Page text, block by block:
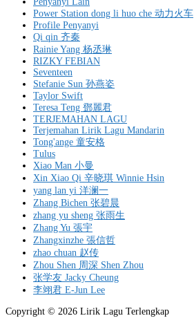
Power Station dong li huo che 动力火车
Profile Penyanyi
Qi qin 齐秦
Rainie Yang 杨丞琳
RIZKY FEBIAN
Seventeen
Stefanie Sun 孙燕姿
Taylor Swift
Teresa Teng 鄧麗君
TERJEMAHAN LAGU
Terjemahan Lirik Lagu Mandarin
Tong'ange 童安格
Tulus
Xiao Man 小曼
Xin Xiao Qi 辛晓琪 Winnie Hsin
yang lan yi 洋澜一
Zhang Bichen 张碧晨
zhang yu sheng 张雨生
Zhang Yu 張宇
Zhangxinzhe 張信哲
zhao chuan 赵传
Zhou Shen 周深 Shen Zhou
张学友 Jacky Cheung
李翊君 E-Jun Lee
Copyright © 2026 Lirik Lagu Terlengkap